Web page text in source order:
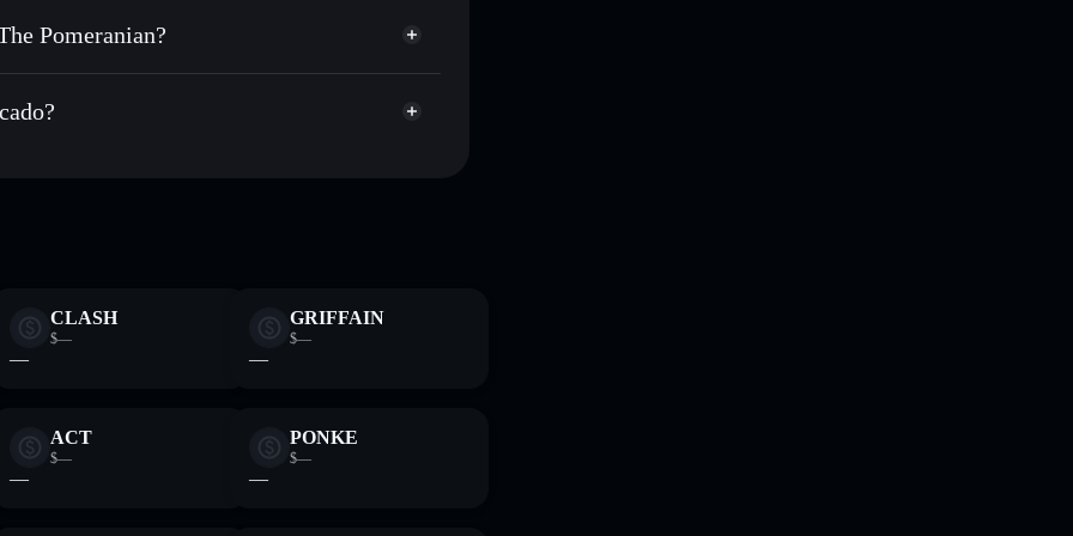
custodia donde tú controla tus claves privadas
Pomeranian?
CLASH
$—
—
GRIFFAIN
$—
—
ACT
$—
—
PONKE
$—
—